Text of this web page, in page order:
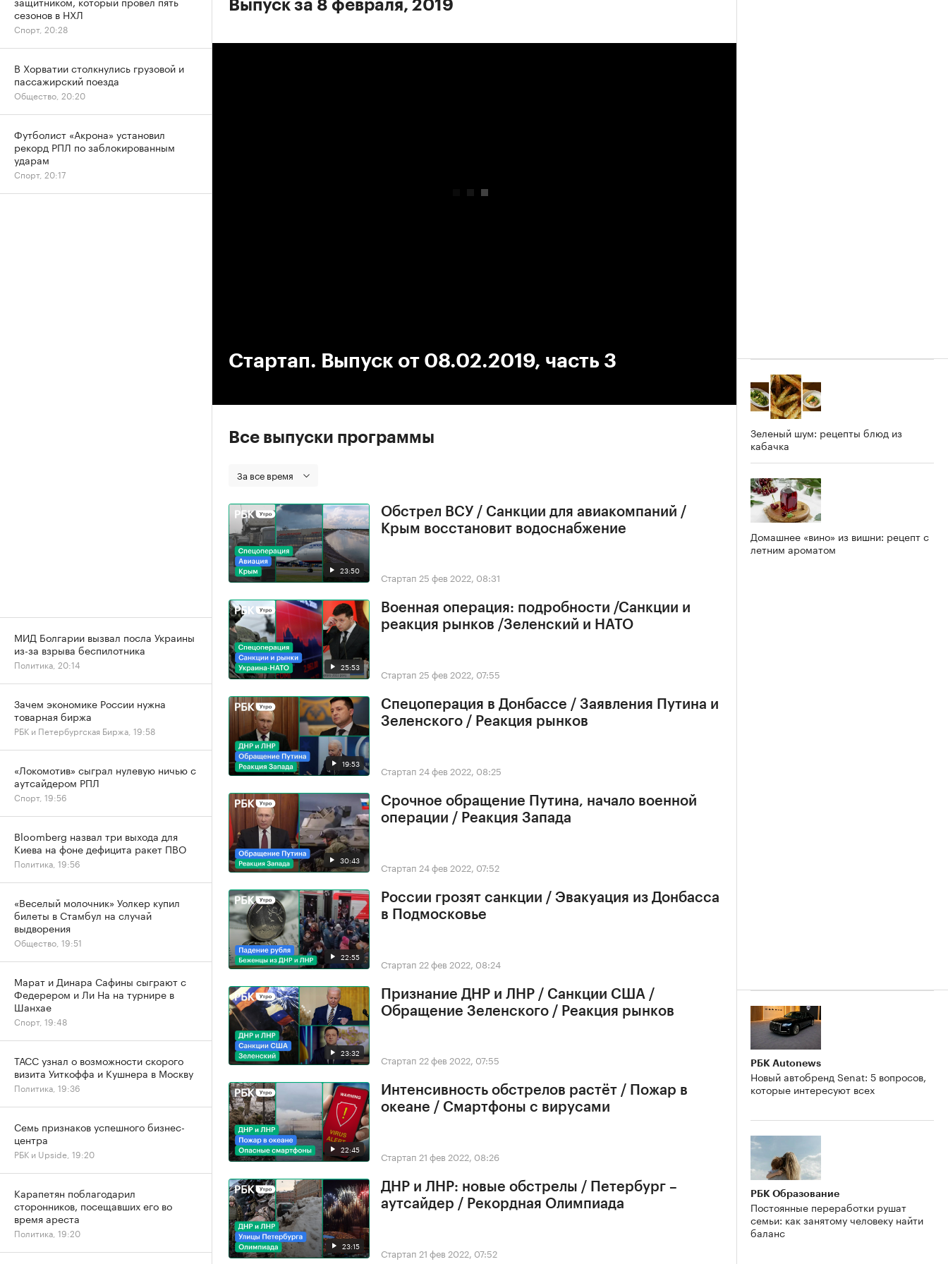
Выпуск за 8 февраля, 2019
Стартап. Выпуск от 08.02.2019, часть 3
Все выпуски программы
За все время
23:50
Обстрел ВСУ / Санкции для авиакомпаний /
Крым восстановит водоснабжение
Стартап 25 фев 2022, 08:31
25:53
Военная операция: подробности /Санкции и
реакция рынков /Зеленский и НАТО
Стартап 25 фев 2022, 07:55
19:53
Спецоперация в Донбассе / Заявления Путина и
Зеленского / Реакция рынков
Стартап 24 фев 2022, 08:25
30:43
Срочное обращение Путина, начало военной
операции / Реакция Запада
Стартап 24 фев 2022, 07:52
22:55
России грозят санкции / Эвакуация из Донбасса
в Подмосковье
Стартап 22 фев 2022, 08:24
23:32
Признание ДНР и ЛНР / Санкции США /
Обращение Зеленского / Реакция рынков
Стартап 22 фев 2022, 07:55
22:45
Интенсивность обстрелов растёт / Пожар в
океане / Смартфоны с вирусами
Стартап 21 фев 2022, 08:26
23:15
ДНР и ЛНР: новые обстрелы / Петербург –
аутсайдер / Рекордная Олимпиада
Стартап 21 фев 2022, 07:52
Зеленый шум: рецепты блюд из
кабачка
Домашнее «вино» из вишни: рецепт с
летним ароматом
РБК Autonews
Новый автобренд Senat: 5 вопросов,
которые интересуют всех
РБК Образование
Постоянные переработки рушат
семьи: как занятому человеку найти
баланс
сезонов в НХЛ
Спорт, 20:28
В Хорватии столкнулись грузовой и
пассажирский поезда
Общество, 20:20
Футболист «Акрона» установил
рекорд РПЛ по заблокированным
ударам
Спорт, 20:17
МИД Болгарии вызвал посла Украины
из-за взрыва беспилотника
Политика, 20:14
Зачем экономике России нужна
товарная биржа
РБК и Петербургская Биржа, 19:58
«Локомотив» сыграл нулевую ничью с
аутсайдером РПЛ
Спорт, 19:56
Bloomberg назвал три выхода для
Киева на фоне дефицита ракет ПВО
Политика, 19:56
«Веселый молочник» Уолкер купил
билеты в Стамбул на случай
выдворения
Общество, 19:51
Марат и Динара Сафины сыграют с
Федерером и Ли На на турнире в
Шанхае
Спорт, 19:48
ТАСС узнал о возможности скорого
визита Уиткоффа и Кушнера в Москву
Политика, 19:36
Семь признаков успешного бизнес-
центра
РБК и Upside, 19:20
Карапетян поблагодарил
сторонников, посещавших его во
время ареста
Политика, 19:20